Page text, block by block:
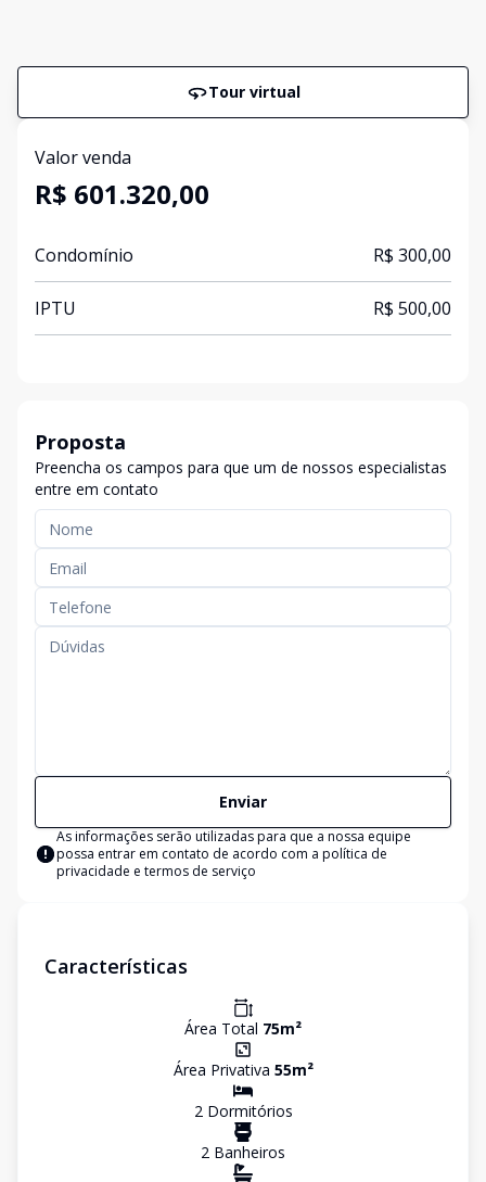
Tour virtual
Valor venda
R$ 601.320,00
Condomínio R$ 300,00
IPTU R$ 500,00
Proposta
Preencha os campos para que um de nossos especialistas
entre em contato
Enviar
As informações serão utilizadas para que a nossa equipe
possa entrar em contato de acordo com a política de
privacidade e termos de serviço
Características
Área Total 75m²
Área Privativa 55m²
2Dormitórios
2 Banheiros